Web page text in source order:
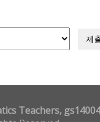
제
Teachers,